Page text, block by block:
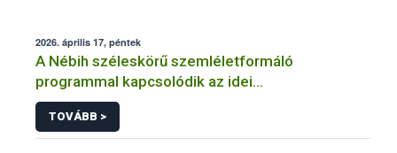
2026. április 17, péntek
A Nébih széleskörű szemléletformáló
programmal kapcsolódik az idei
Fenntarthatósági Témahéthez
TOVÁBB >